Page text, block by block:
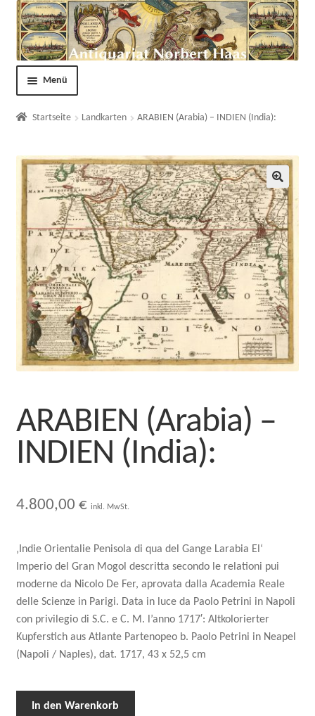
Menü
Shop
Über uns
AGB
Impressum
Datenschutzerklärung
Mein Konto
Startseite Landkarten ARABIEN (Arabia) – INDIEN (India):
🔍
ARABIEN (Arabia) –
INDIEN (India):
4.800,00 € inkl. MwSt.
‚Indie Orientalie Penisola di qua del Gange Larabia El‘
Imperio del Gran Mogol descritta secondo le relationi pui
moderne da Nicolo De Fer, aprovata dalla Academia Reale
delle Scienze in Parigi. Data in luce da Paolo Petrini in Napoli
con privilegio di S.C. e C. M. l’anno 1717′: Altkolorierter
Kupferstich aus Atlante Partenopeo b. Paolo Petrini in Neapel
(Napoli / Naples), dat. 1717, 43 x 52,5 cm
In den Warenkorb